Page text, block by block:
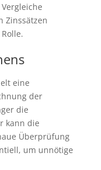
Zinssätzen
eine
der
die
kann die
Überprüfung
um unnötige